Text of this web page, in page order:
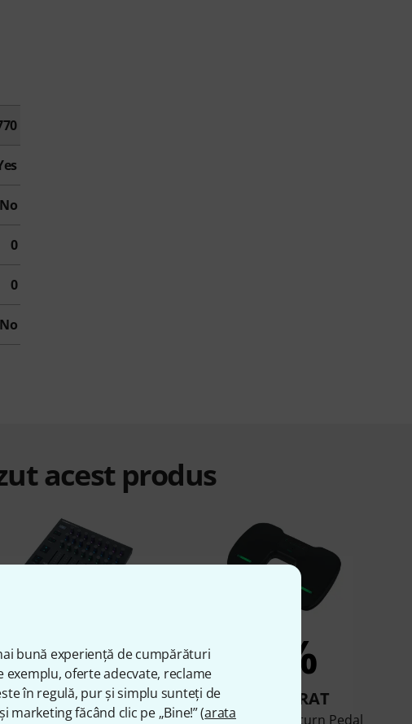
bună experiență de cumpărături
exemplu, oferte adecvate, reclame
în regulă, pur și simplu sunteți de
făcând clic pe „Bine!” (arata
No
0
0
No
acest produs
4%
CUMPĂRAT
Launch Control XL 3
3%
CUMPĂRAT
Thomann Pageturn Pedal